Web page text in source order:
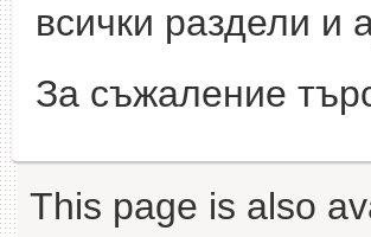
всички раздели и
За съжаление
This page is also